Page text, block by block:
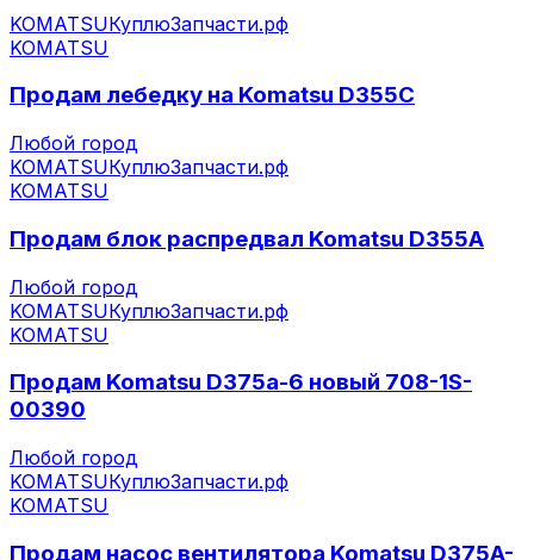
KOMATSUКуплюЗапчасти.рф
KOMATSU
Продам лебедку на Komatsu D355C
Любой город
KOMATSUКуплюЗапчасти.рф
KOMATSU
Продам блок распредвал Komatsu D355A
Любой город
KOMATSUКуплюЗапчасти.рф
KOMATSU
Продам Komatsu D375a-6 новый 708-1S-
00390
Любой город
KOMATSUКуплюЗапчасти.рф
KOMATSU
Продам насос вентилятора Komatsu D375A-